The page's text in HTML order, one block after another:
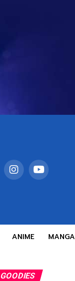
ANIME MANGA
GOODIES